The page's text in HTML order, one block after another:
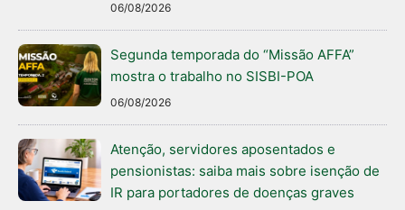
06/08/2026
Segunda temporada do “Missão AFFA”
mostra o trabalho no SISBI-POA
06/08/2026
Atenção, servidores aposentados e
pensionistas: saiba mais sobre isenção de
IR para portadores de doenças graves